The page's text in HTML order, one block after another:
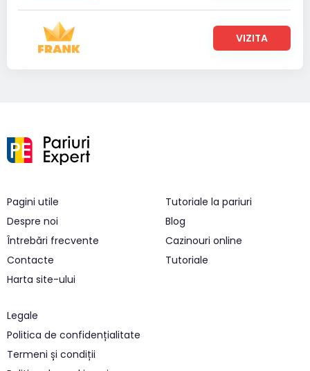
VIZITA
Pagini utile
Despre noi
Întrebări frecvente
Contacte
Harta site-ului
Tutoriale la pariuri
Blog
Cazinouri online
Tutoriale
Legale
Politica de confidențialitate
Termeni și condiții